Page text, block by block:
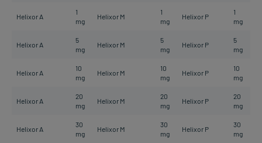
Helixor A
1
mg
Helixor M
1
mg
Helixor P
1
mg
Helixor A
5
mg
Helixor M
5
mg
Helixor P
5
mg
Helixor A
10
mg
Helixor M
10
mg
Helixor P
10
mg
Helixor A
20
mg
Helixor M
20
mg
Helixor P
20
mg
Helixor A
30
mg
Helixor M
30
mg
Helixor P
30
mg